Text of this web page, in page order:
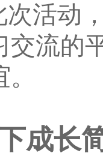
动，
交流的
成长